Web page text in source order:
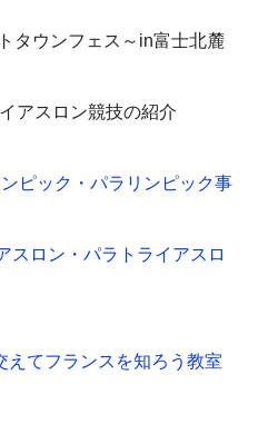
タウンフェス～in富士北麓
ロン競技の紹介
ピック・パラリンピック事
スロン・パラトライアスロ
てフランスを知ろう教室